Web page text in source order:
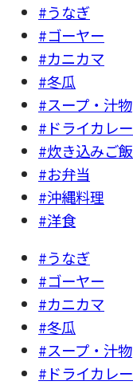
#うなぎ
#ゴーヤー
#カニカマ
#冬瓜
#スープ・汁物
#ドライカレー
#炊き込みご飯
#お弁当
#沖縄料理
#洋食
#うなぎ
#ゴーヤー
#カニカマ
#冬瓜
#スープ・汁物
#ドライカレー